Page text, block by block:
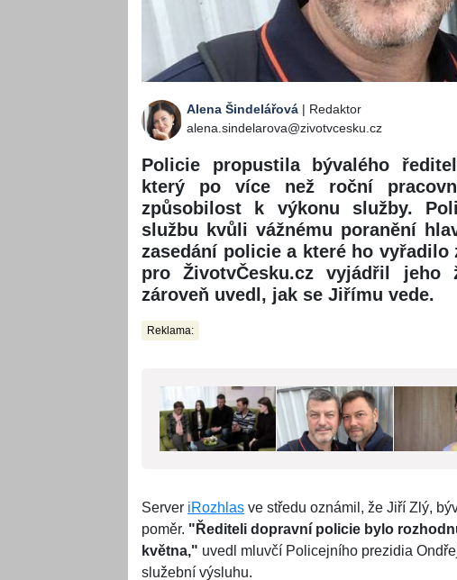
Alena Šindelářová | Redaktor
alena.sindelarova@zivotvcesku.cz
Policie propustila bývalého
který po více než roční
způsobilost k výkonu služby.
službu kvůli vážnému poranění
zasedání policie a které ho
pro ŽivotvČesku.cz vyjádřil
zároveň uvedl, jak se Jiřímu vede.
Reklama:
Server iRozhlas ve středu oznámil, že Jiří Zlý,
poměr. "Řediteli dopravní policie bylo
května," uvedl mluvčí Policejního prezidia
služební výsluhu.